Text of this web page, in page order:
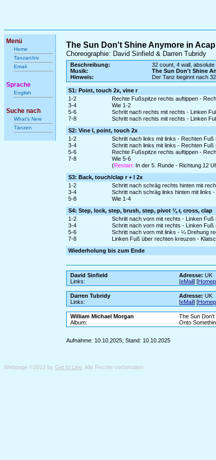
Menü
Home
Tanzarchiv
Email
Sprache
English
Suche nach
What's New
Tänzen
The Sun Don't Shine Anymore in
Choreographie: David Sinfield & Darren Tubridy
Beschreibung:
32 count, 4 wall,
Musik:
The Sun Don't Shine
Hinweis:
Der Tanz beginnt nach
S1: Point, touch 2x, vine r
1-2
Rechte Fußspitze rechts auftippen -
3-4
Wie 1-2
5-6
Schritt nach rechts mit rechts - Linken
7-8
Schritt nach rechts mit rechts - Linken
S2: Vine l, point, touch 2x
1-2
Schritt nach links mit links - Rechten Fuß
3-4
Schritt nach links mit links - Rechten Fuß
5-6
Rechte Fußspitze rechts auftippen -
7-8
Wie 5-6
(Restart: In der 5. Runde - Richtung 12
S3: Back, touch/clap r + l 2x
1-2
Schritt nach schräg rechts hinten mit
3-4
Schritt nach schräg links hinten mit links
5-8
Wie 1-4
S4: Step, lock, step, brush, step, pivot ¼ r, cross, clap
1-2
Schritt nach vorn mit rechts - Linken Fuß
3-4
Schritt nach vorn mit rechts - Linken Fuß
5-6
Schritt nach vorn mit links - ¼ Drehung
7-8
Linken Fuß über rechten kreuzen -
Wiederholung bis zum Ende
David Sinfield Adresse: UK
Links:
[eMail] [
Darren Tubridy Adresse: UK
Links:
[eMail] [
William Michael Morgan
The Sun Don't
Album:
Onto
Aufnahme: 10.10.2025; Stand: 10.10.2025
Webpage ©2012 by Get In Line . Alle Rechte vorbehalten.